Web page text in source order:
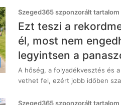
Szeged365 szponzorált tartalom
Ezt teszi a
él, most nem
legyintsen a
A hőség, a folyadékvesztés és
vethet fel, ezért jobb időben
Szeged365 szponzorált tartalom